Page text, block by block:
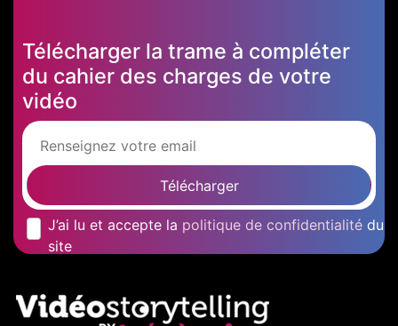
Télécharger la trame à compléter
du cahier des charges de votre
vidéo
Télécharger
J’ai lu et accepte la politique de confidentialité du
site